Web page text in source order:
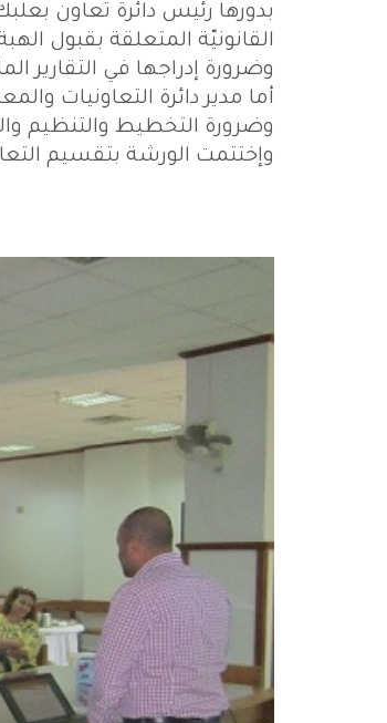
بدورها رئيس دائرة تعاون
القانونيّة المتعلقة بقبول
وضرورة إدراجها في التقارير
أما مدير دائرة التعاونيات
وضرورة التخطيط والتنظيم
وإختتمت الورشة بتقسيم